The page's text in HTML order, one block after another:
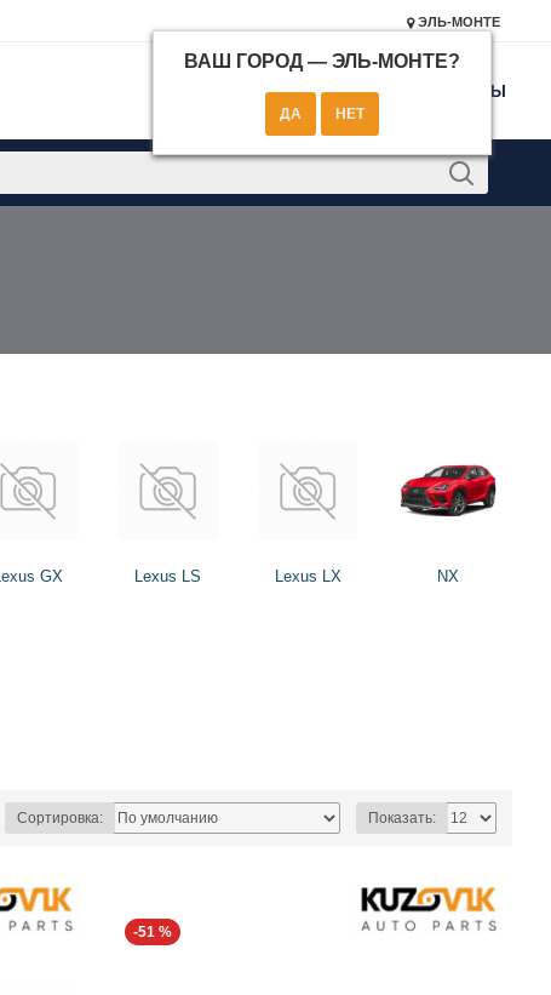
ЭЛЬ-МОНТЕ
ВАШ ГОРОД — ЭЛЬ-МОНТЕ?
КОНТАКТЫ
GX Lexus LS Lexus LX NX
Сортировка: Показать:
-51 %